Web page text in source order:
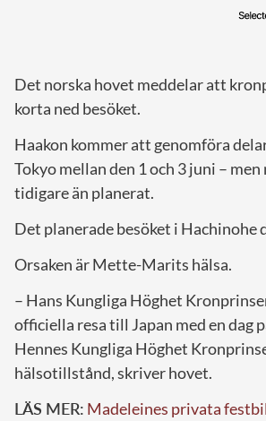
Det norska hovet meddelar att
korta ned besöket.
Haakon kommer att genomföra
Tokyo mellan den 1 och 3 juni – men
tidigare än planerat.
Det planerade besöket i Hachinohe
Orsaken är Mette-Marits hälsa.
– Hans Kungliga Höghet
officiella resa till Japan med en dag
Hennes Kungliga Höghet
hälsotillstånd, skriver hovet.
LÄS MER: Madeleines privata